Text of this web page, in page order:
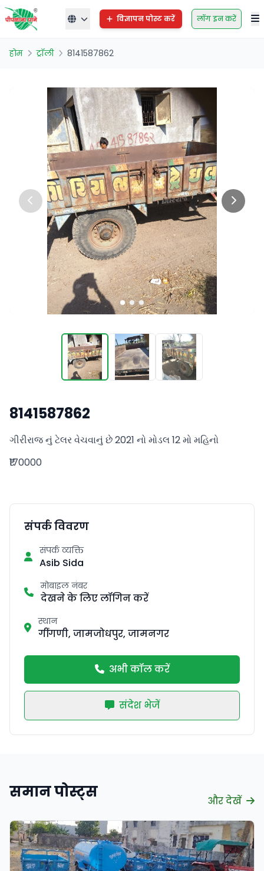
विज्ञापन पोस्ट करें लॉग इन करें
होम ट्रॉली 8141587862
8141587862
ગીરીરાજ નું ટેલર વેચવાનું છે 2021 નો મોડલ 12 મો મહિનો
₹170000
संपर्क विवरण
संपर्क व्यक्ति
Asib Sida
मोबाइल नंबर
देखने के लिए लॉगिन करें
स्थान
गींगणी, जामजोधपुर, जामनगर
अभी कॉल करें
संदेश भेजें
समान पोस्ट्स और देखें
सत्यापित